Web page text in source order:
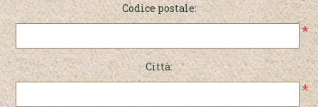
Codice postale:
*
Città:
*